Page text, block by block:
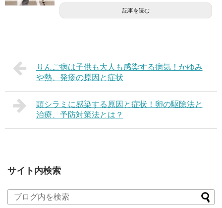
記事を読む
りんご病は子供も大人も感染する病気！かゆみ
や熱、発疹の原因と症状
頭シラミに感染する原因と症状！卵の駆除法と
治療、予防対策法とは？
サイト内検索